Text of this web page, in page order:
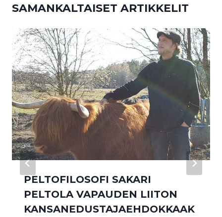
SAMANKALTAISET ARTIKKELIT
PELTOFILOSOFI SAKARI
PELTOLA VAPAUDEN LIITON
KANSANEDUSTAJAEHDOKKAAK